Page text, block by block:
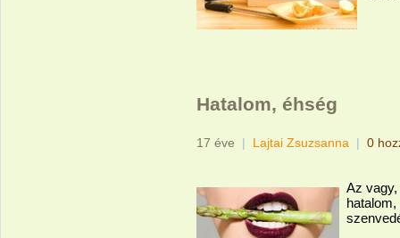
Hatalom, éhség
17 éve | Lajtai Zsuzsanna | 0
Az